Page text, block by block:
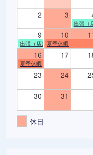
2 3
出張（
9 10
出張（店舗不在）
夏季休暇
16 17
夏季休暇
23 24
30 31
休日